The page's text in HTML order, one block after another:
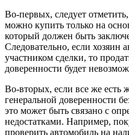
Во-первых, следует
можно купить только на
который должен быть
Следовательно, если хозяин
участником сделки, то
доверенности будет
Во-вторых, если все же есть
генеральной доверенности
это может быть связано с
недостатками. Например,
проверить автомобиль на